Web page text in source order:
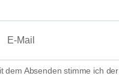
dem Absenden stimme ich der